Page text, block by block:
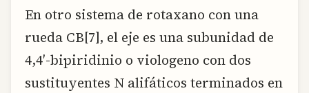
En otro sistema de rotaxano con una
rueda CB[7], el eje es una subunidad de
4,4′-bipiridinio o viologeno con dos
sustituyentes N alifáticos terminados en